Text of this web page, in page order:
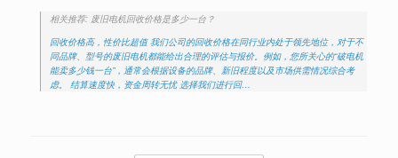
相关推荐: 废旧电机回收价格是多少一台？
回收价格高，性价比超值 我们公司的回收价格在同行业内处于领先地位，对于不
同品牌、型号的废旧电机都能给出合理的评估与报价。例如，您所关心的“破电机
能卖多少钱一台”，通常会根据设备的品牌、新旧程度以及市场供需情况综合考
虑。 结算速度快，资金周转无忧 选择我们进行回…